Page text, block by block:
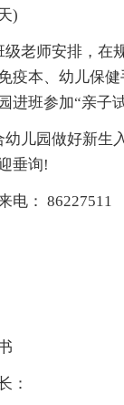
)
级老师安排，在
疫本、幼儿保
进班参加“亲子
幼儿园做好新生
垂询!
电： 86227511
：